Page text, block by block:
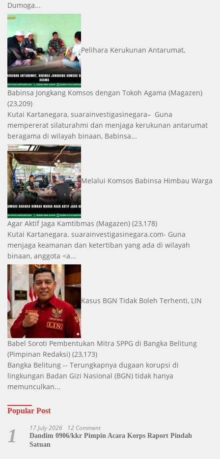
Dumoga...
Pelihara Kerukunan Antarumat,
Babinsa Jongkang Komsos dengan Tokoh Agama (Magazen)
(23,209)
Kutai Kartanegara, suarainvestigasinegara– Guna
mempererat silaturahmi dan menjaga kerukunan antarumat
beragama di wilayah binaan, Babinsa...
Melalui Komsos Babinsa Himbau Warga
Agar Aktif Jaga Kamtibmas (Magazen) (23,178)
Kutai Kartanegara. suarainvestigasinegara.com- Guna
menjaga keamanan dan ketertiban yang ada di wilayah
binaan, anggota <a...
Kasus BGN Tidak Boleh Terhenti, LIN
Babel Soroti Pembentukan Mitra SPPG di Bangka Belitung
(Pimpinan Redaksi) (23,173)
Bangka Belitung -- Terungkapnya dugaan korupsi di
lingkungan Badan Gizi Nasional (BGN) tidak hanya
memunculkan...
Popular Post
1 17 July 2026 12 Comment
Dandim 0906/kkr Pimpin Acara Korps Raport Pindah
Satuan